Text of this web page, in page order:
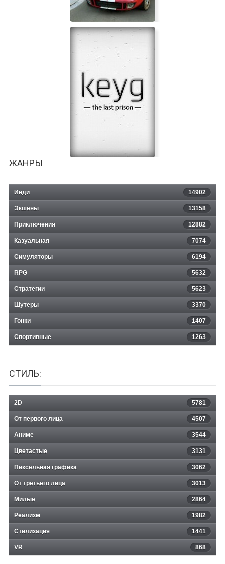
GT Legends
ЖАНРЫ
Инди 14902
Экшены 13158
Приключения 12882
Казуальная 7074
Симуляторы 6194
RPG 5632
Стратегии 5623
Шутеры 3370
Гонки 1407
Спортивные 1263
СТИЛЬ:
2D 5781
От первого лица 4507
Аниме 3544
Цветастые 3131
Пиксельная графика 3062
От третьего лица 3013
Милые 2864
Реализм 1982
Стилизация 1441
VR 868